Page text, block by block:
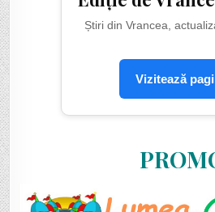
Știri din Vrancea,
Vizitează